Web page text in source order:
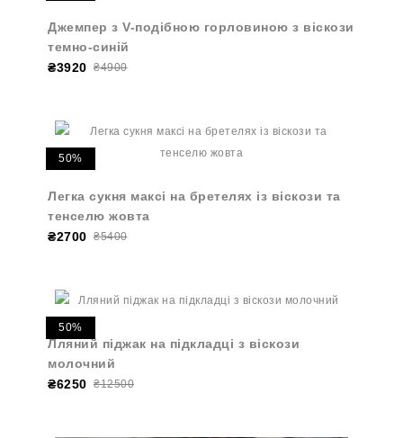
Джемпер з V-подібною горловиною з віскози
темно-синій
₴3920 ₴4900
50%
Легка сукня максі на бретелях із віскози та
тенселю жовта
₴2700 ₴5400
50%
Лляний піджак на підкладці з віскози
молочний
₴6250 ₴12500